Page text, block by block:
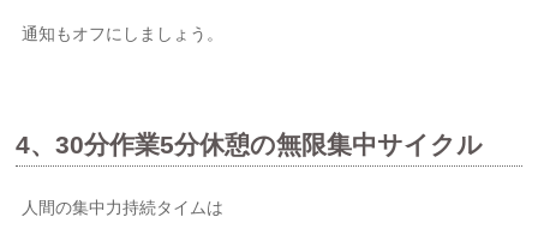
通知もオフにしましょう。
4、30分作業5分休憩の無限集中サイクル
人間の集中力持続タイムは